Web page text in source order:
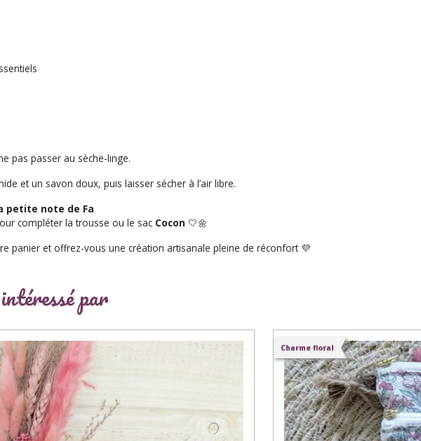
pas passer au sèche-linge.
et un savon doux, puis laisser sécher à l’air libre.
petite note de Fa
compléter la trousse ou le sac Cocon 🤍🌼
panier et offrez-vous une création artisanale pleine de réconfort 💜
par
Charme floral